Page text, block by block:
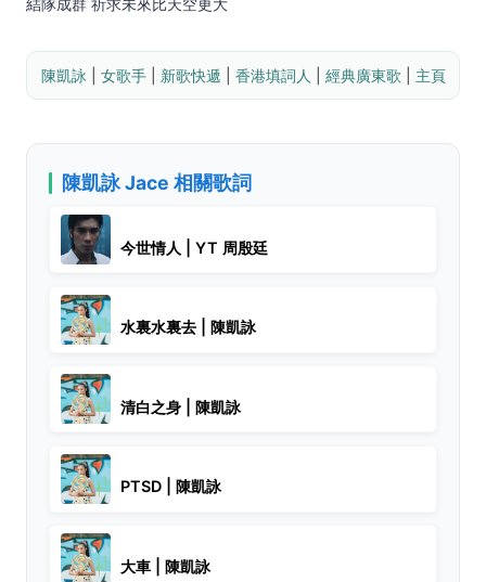
結隊成群 祈求未來比天空更大
陳凱詠 女歌手 | 新歌快遞 香港填詞人 經典廣東歌 主頁
陳凱詠 Jace 相關歌詞
今世情人 | YT 周殷廷
水裏水裏去 | 陳凱詠
清白之身 | 陳凱詠
PTSD | 陳凱詠
大車 | 陳凱詠